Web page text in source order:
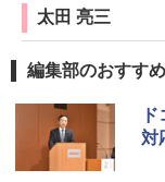
太田 亮三
編集部のおすす
対